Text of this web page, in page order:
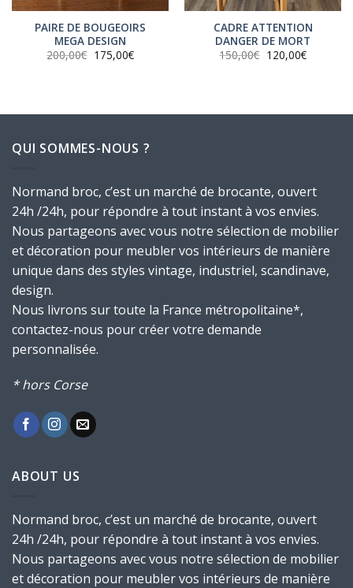
PAIRE DE BOUGEOIRS
MEGA DESIGN
200,00€ Le
175,00€Le
CADRE ATTENTION
DANGER DE MORT
150,00€ Le
120,00€Le
QUI SOMMES-NOUS ?
Normand broc, c’est un marché de brocante, ouvert
24h /24h, pour répondre à tout instant à vos envies.
Nous partageons avec vous notre sélection de mobilier
et décoration pour meubler vos intérieurs de manière
unique dans des styles vintage, industriel, scandinave,
design.
Nous livrons sur toute la France métropolitaine*,
contactez-nous pour créer votre demande
personnalisée.
* hors Corse
ABOUT US
Normand broc, c’est un marché de brocante, ouvert
24h /24h, pour répondre à tout instant à vos envies.
Nous partageons avec vous notre sélection de mobilier
et décoration pour meubler vos intérieurs de manière